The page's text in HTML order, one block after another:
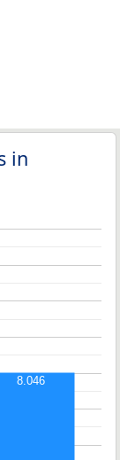
in
8.046